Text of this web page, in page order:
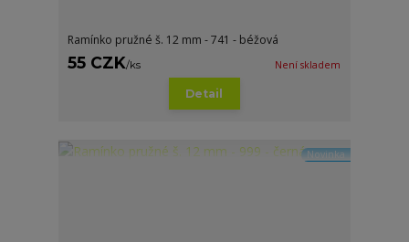
Ramínko pružné š. 12 mm - 741 - béžová
55 CZK/ks Není skladem
Detail
Novinka